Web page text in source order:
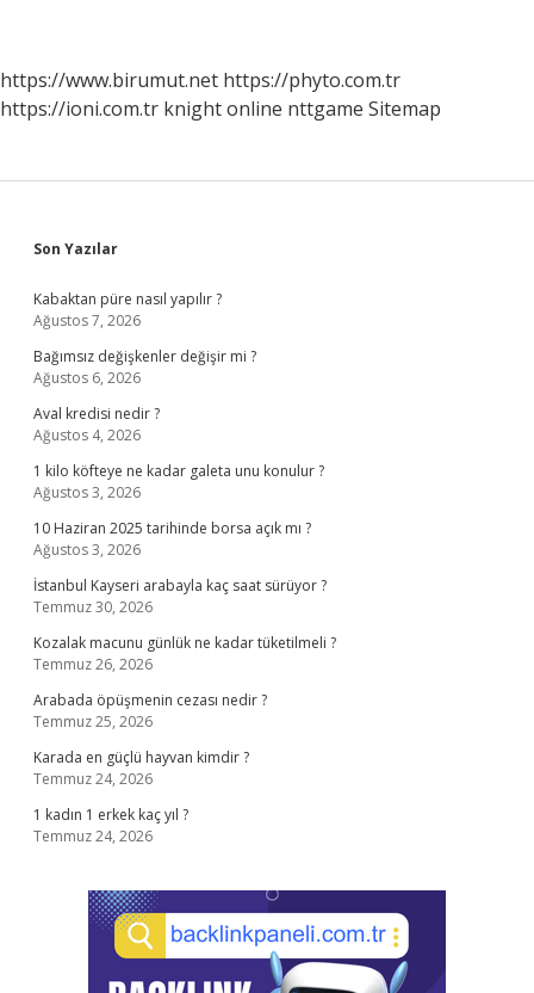
https://www.birumut.net https://phyto.com.tr
https://ioni.com.tr knight online nttgame Sitemap
Sidebar
Son Yazılar
Kabaktan püre nasıl yapılır ?
Ağustos 7, 2026
Bağımsız değişkenler değişir mi ?
Ağustos 6, 2026
Aval kredisi nedir ?
Ağustos 4, 2026
1 kilo köfteye ne kadar galeta unu konulur ?
Ağustos 3, 2026
10 Haziran 2025 tarihinde borsa açık mı ?
Ağustos 3, 2026
İstanbul Kayseri arabayla kaç saat sürüyor ?
Temmuz 30, 2026
Kozalak macunu günlük ne kadar tüketilmeli ?
Temmuz 26, 2026
Arabada öpüşmenin cezası nedir ?
Temmuz 25, 2026
Karada en güçlü hayvan kimdir ?
Temmuz 24, 2026
1 kadın 1 erkek kaç yıl ?
Temmuz 24, 2026